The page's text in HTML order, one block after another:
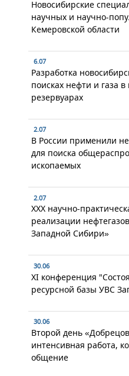
Новосибирские
научных и научно-
Кемеровской области
6.07
Разработка
поисках нефти и газа
резервуарах
2.07
В России применили
для поиска
ископаемых
2.07
XXX научно-
реализации
Западной Сибири»
30.06
XI конференция
ресурсной базы УВС
30.06
Второй день
интенсивная работа,
общение